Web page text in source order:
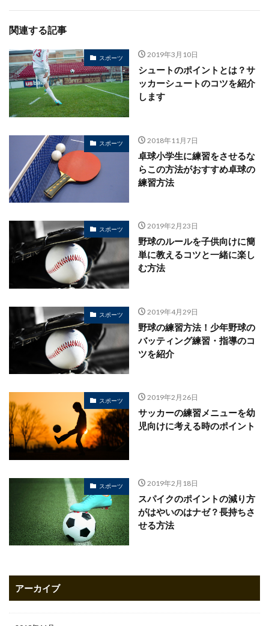
関連する記事
スポーツ 2019年3月10日
シュートのポイントとは？サ
ッカーシュートのコツを紹介
します
スポーツ 2018年11月7日
卓球小学生に練習をさせるな
らこの方法がおすすめ卓球の
練習方法
スポーツ 2019年2月23日
野球のルールを子供向けに簡
単に教えるコツと一緒に楽し
む方法
スポーツ 2019年4月29日
野球の練習方法！少年野球の
バッティング練習・指導のコ
ツを紹介
スポーツ 2019年2月26日
サッカーの練習メニューを幼
児向けに考える時のポイント
スポーツ 2019年2月18日
スパイクのポイントの減り方
がはやいのはナゼ？長持ちさ
せる方法
アーカイブ